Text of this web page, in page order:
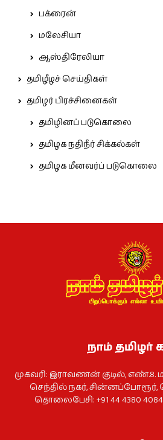
பக்ரைன்
மலேசியா
ஆஸ்திரேலியா
தமிழீழச் செய்திகள்
தமிழர் பிரச்சினைகள்
தமிழினப் படுகொலை
தமிழக நதிநீர் சிக்கல்கள்
தமிழக மீனவர்ப் படுகொலை
நாம் தமிழர்
முகவரி: இராவணன் குடில்,
செந்தில் நகர், சின்னப்போரூர்,
தொலைபேசி: +91 44 4380 4084